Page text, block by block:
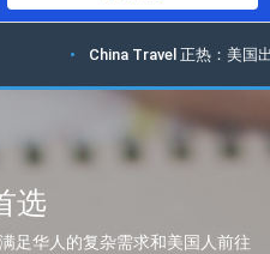
China Travel 正热：美国出发去
选
足华人的复杂需求和美国人前往